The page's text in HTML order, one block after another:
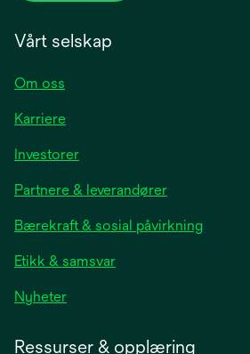
Vårt selskap
Om oss
Karriere
Investoreropens
a
new
Partnere & leverandører
Bærekraft & sosial påvirkning
Etikk & samsvar
Nyheteropens
Ressurser & opplæring